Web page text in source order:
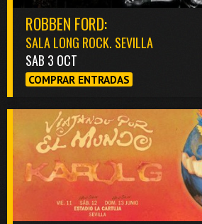
ROBBEN FORD:
SALA LONG ROCK. SEVILLA
SAB 3 OCT
COMPRAR ENTRADAS